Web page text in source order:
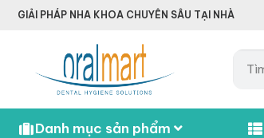
GIẢI PHÁP NHA KHOA CHUYÊN SÂU TẠI NHÀ
Danh mục sản phẩm